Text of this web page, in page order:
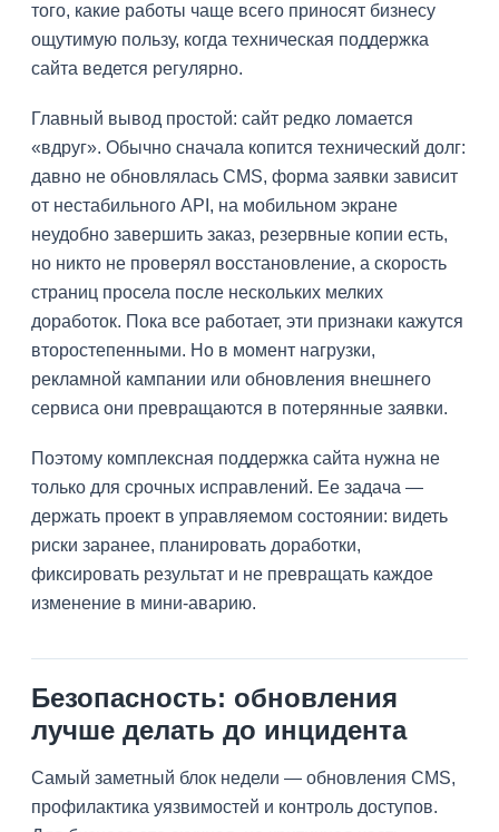
того, какие работы чаще всего приносят бизнесу
ощутимую пользу, когда техническая поддержка
сайта ведется регулярно.
Главный вывод простой: сайт редко ломается
«вдруг». Обычно сначала копится технический долг:
давно не обновлялась CMS, форма заявки зависит
от нестабильного API, на мобильном экране
неудобно завершить заказ, резервные копии есть,
но никто не проверял восстановление, а скорость
страниц просела после нескольких мелких
доработок. Пока все работает, эти признаки кажутся
второстепенными. Но в момент нагрузки,
рекламной кампании или обновления внешнего
сервиса они превращаются в потерянные заявки.
Поэтому комплексная поддержка сайта нужна не
только для срочных исправлений. Ее задача —
держать проект в управляемом состоянии: видеть
риски заранее, планировать доработки,
фиксировать результат и не превращать каждое
изменение в мини-аварию.
Безопасность: обновления
лучше делать до инцидента
Самый заметный блок недели — обновления CMS,
профилактика уязвимостей и контроль доступов.